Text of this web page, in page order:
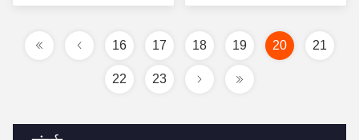
16 17 18 19 20 21
22 23